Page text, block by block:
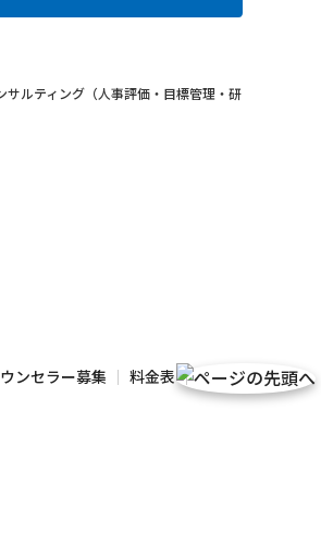
ルティング（人事評価・目標管理・研
ンセラー募集 料金表